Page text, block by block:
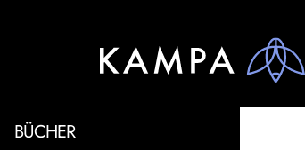
BÜCHER